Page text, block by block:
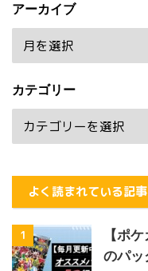
アーカイブ
カテゴリー
よく読まれている記事
1
【ポ
のパッ